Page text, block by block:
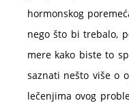
hormonskog
nego što bi trebalo,
mere kako biste to
saznati nešto više o
lečenjima ovog